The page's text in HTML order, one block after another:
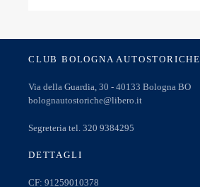
CLUB BOLOGNA AUTOSTORICHE
Via della Guardia, 30 - 40133 Bologna BO
bolognautostoriche@libero.it
Segreteria tel. 320 9384295
DETTAGLI
CF: 91259010378